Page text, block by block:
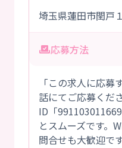
埼玉県蓮田市閏戸
応募方法
「この求人に応
話にてご応募くだ
ID「
とスムーズです。
問合せも大歓迎で